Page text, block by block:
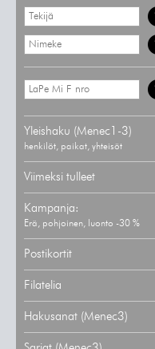
Yleishaku (Menec1-3)
henkilöt, paikat, yhteisöt
Viimeksi tulleet
Kampanja:
Erä, pohjoinen, luonto -30 %
Postikortit
Filatelia
Hakusanat (Menec3)